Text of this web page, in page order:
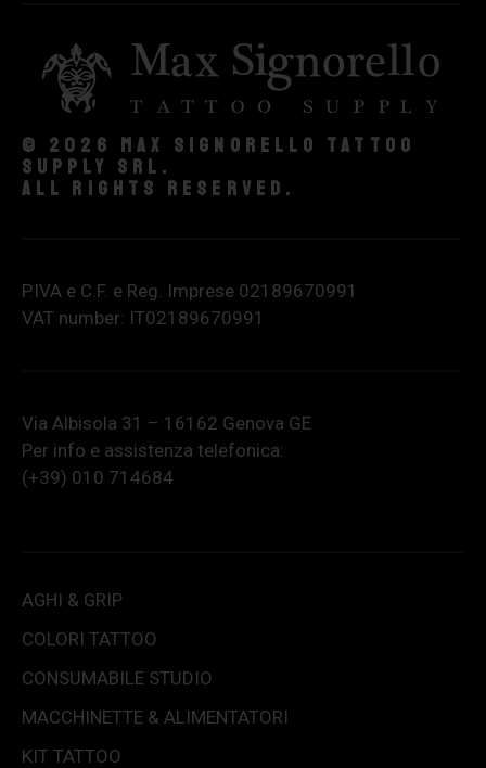
© 2026 Max Signorello Tattoo
supply srl.
All rights reserved.
P.IVA e C.F. e Reg. Imprese 02189670991
VAT number: IT02189670991
Via Albisola 31 – 16162 Genova GE
Per info e assistenza telefonica:
(+39) 010 714684
AGHI & GRIP
COLORI TATTOO
CONSUMABILE STUDIO
MACCHINETTE & ALIMENTATORI
KIT TATTOO